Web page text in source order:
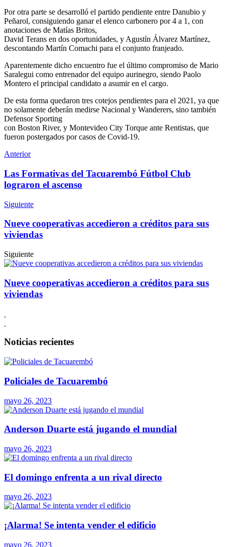
Por otra parte se desarrolló el partido pendiente entre Danubio y
Peñarol, consiguiendo ganar el elenco carbonero por 4 a 1, con
anotaciones de Matías Britos,
David Terans en dos oportunidades, y Agustín Álvarez Martínez,
descontando Martín Comachi para el conjunto franjeado.
Aparentemente dicho encuentro fue el último compromiso de Mario
Saralegui como entrenador del equipo aurinegro, siendo Paolo
Montero el principal candidato a asumir en el cargo.
De esta forma quedaron tres cotejos pendientes para el 2021, ya que
no solamente deberán medirse Nacional y Wanderers, sino también
Defensor Sporting
con Boston River, y Montevideo City Torque ante Rentistas, que
fueron postergados por casos de Covid-19.
Anterior
Las Formativas del Tacuarembó Fútbol Club
lograron el ascenso
Siguiente
Nueve cooperativas accedieron a créditos para sus
viviendas
Siguiente
Nueve cooperativas accedieron a créditos para sus
viviendas
Noticias recientes
Policiales de Tacuarembó
mayo 26, 2023
Anderson Duarte está jugando el mundial
mayo 26, 2023
El domingo enfrenta a un rival directo
mayo 26, 2023
¡Alarma! Se intenta vender el edificio
mayo 26, 2023